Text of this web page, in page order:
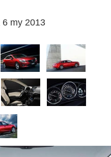
6 my 2013